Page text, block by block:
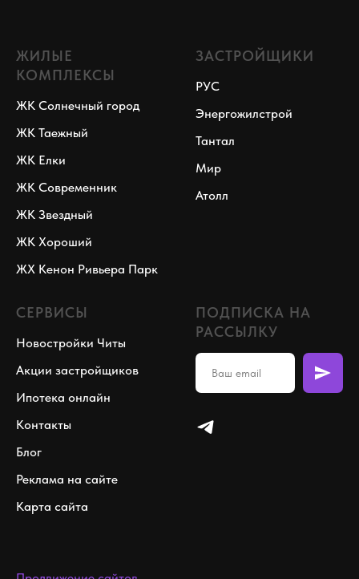
ЖИЛЫЕ
КОМПЛЕКСЫ
ЖК Солнечный город
ЖК Таежный
ЖК Елки
ЖК Современник
ЖК Звездный
ЖК Хороший
ЖХ Кенон Ривьера Парк
ЗАСТРОЙЩИКИ
РУС
Энергожилстрой
Тантал
Мир
Атолл
СЕРВИСЫ
Новостройки Читы
Акции застройщиков
Ипотека онлайн
Контакты
Блог
Реклама на сайте
Карта сайта
ПОДПИСКА НА
РАССЫЛКУ